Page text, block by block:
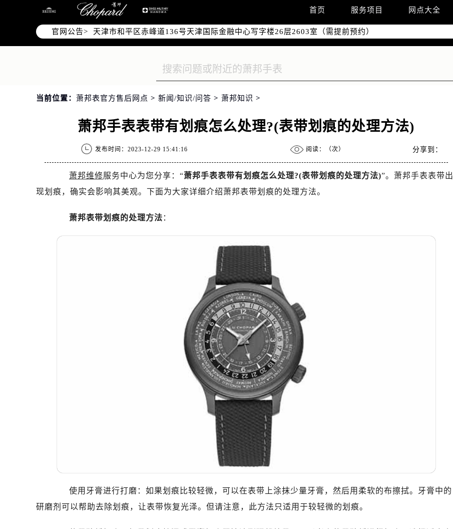
首页 服务项目 网点大全
官网公告>
北京市东城区东长安街1号东方广场写字楼W3座6层602室（需提前预约）
北京市朝阳区建国门外大街甲6号华熙国际中心写字楼D座11层1102室（需提前预约）
天津市和平区赤峰道136号天津国际金融中心写字楼26层2603室（需提前预约）
上海市徐汇区虹桥路3号港汇中心写字楼2座37层3705室（需提前预约）
南京市秦淮区中山南路1号（新街口）南京中心写字楼22层C1-1室（需提前预约）
徐州市鼓楼区淮海东路29号苏宁广场IFC国际金融中心写字楼35层3508室（需提前预约）
盐城市盐都区世纪大道5号盐城金融城写字楼1号楼16层1604室（需提前预约）
泰州市海陵区永定东路399号置地商务中心东塔写字楼（华润万象城）17层1706室（需提前预约）
杭州市上城区钱江路1366号华润大厦写字楼A座5层503-5室（需提前预约）
金华市金东区东市南街777号金华万达广场写字楼4号楼22层2209室（需提前预约）
嘉兴市南湖区广益路705号嘉兴世界贸易中心写字楼A座13层1304室（需提前预约）
广州市天河区天河路230号万菱汇国际中心写字楼A塔7层704室（需提前预约）
广州市越秀区环市东路371-375号世界贸易中心大厦南塔写字楼15层07室（需提前预约）
深圳市罗湖区深南东路5001号华润大厦写字楼17层1701室（需提前预约）
惠州市惠城区江北文昌一路7号华贸大厦写字楼1座30层05室（需提前预约）
厦门市思明区湖滨东路95号华润大厦写字楼B座11层1104室（需提前预约）
福州市鼓楼区五四路128-1号恒力城写字楼15层03室（需提前预约）
成都市锦江区人民东路6号SAC东原中心写字楼24层2406B室（需提前预约）
重庆市江北区观音桥步行街2号融恒时代广场写字楼9层902室（需提前预约）
长沙市芙蓉区定王台街道建湘路393号世茂环球金融中心写字楼（芙蓉广场）10层13室（需提前预约）
郑州市二七区铭功路10号华润大厦写字楼29层2905室（需提前预约）
太原市迎泽区解放路15号亨得利名表服务中心（品牌授权店）3层整层（需提前预约）
沈阳市沈河区中街路137号亨得利名表服务中心（品牌授权店）1层整层（需提前预约）
沈阳市沈河区中街路83号亨得利名表服务中心（品牌授权店）1层整层（需提前预约）
乌鲁木齐市天山区红山路26号时代广场（CCMALL）C座17层17-B（需提前预约）
温州市鹿城区锦绣路1067号置信广场10层1015室（需提前预约）
哈尔滨市道里区友谊西路600号富力中心T2座写字楼29层03室（需提前预约）
佛山市禅城区季华五路57号万科金融中心C座12层1205室（需提前预约）
东莞市东城街道鸿福东路1号民盈国贸中心T1写字楼9层907室（需提前预约）
当前位置： 萧邦表官方售后网点 > 新闻/知识/问答 > 萧邦知识 >
萧邦手表表带有划痕怎么处理?(表带划痕的处理方法)
发布时间：2023-12-29 15:41:16 阅读：（次） 分享到：
萧邦维修服务中心为您分享：“萧邦手表表带有划痕怎么处理?(表带划痕的处理方法)”。萧邦手表表带出
现划痕，确实会影响其美观。下面为大家详细介绍萧邦表带划痕的处理方法。
萧邦表带划痕的处理方法 ：
使用牙膏进行打磨：如果划痕比较轻微，可以在表带上涂抹少量牙膏，然后用柔软的布擦拭。牙膏中的
研磨剂可以帮助去除划痕，让表带恢复光泽。但请注意，此方法只适用于较轻微的划痕。